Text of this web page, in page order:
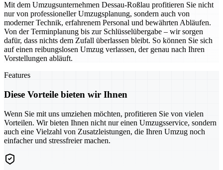
Mit dem Umzugsunternehmen Dessau-Roßlau profitieren Sie nicht
nur von professioneller Umzugsplanung, sondern auch von
moderner Technik, erfahrenem Personal und bewährten Abläufen.
Von der Terminplanung bis zur Schlüsselübergabe – wir sorgen
dafür, dass nichts dem Zufall überlassen bleibt. So können Sie sich
auf einen reibungslosen Umzug verlassen, der genau nach Ihren
Vorstellungen abläuft.
Features
Diese Vorteile bieten wir Ihnen
Wenn Sie mit uns umziehen möchten, profitieren Sie von vielen
Vorteilen. Wir bieten Ihnen nicht nur einen Umzugsservice, sondern
auch eine Vielzahl von Zusatzleistungen, die Ihren Umzug noch
einfacher und stressfreier machen.